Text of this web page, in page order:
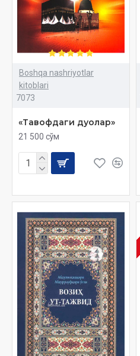
Boshqa nashriyotlar
kitoblari
7073
«Тавофдаги дуолар»
21 500 сўм